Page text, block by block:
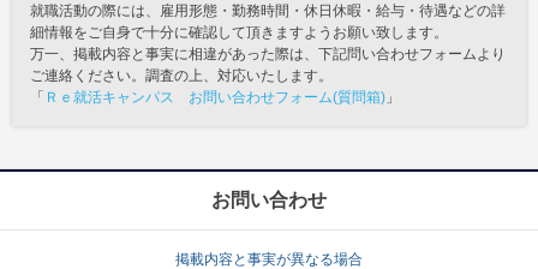
就職活動の際には、雇用形態・勤務時間・休日休暇・給与・待遇などの詳
細情報をご自身で十分に確認して頂きますようお願い致します。
万一、掲載内容と事実に相違があった際は、下記問い合わせフォームより
ご連絡ください。調査の上、対応いたします。
「 Ｒｅ就活キャンパス お問い合わせフォーム(質問箱) 」
お問い合わせ
掲載内容と事実が異なる場合